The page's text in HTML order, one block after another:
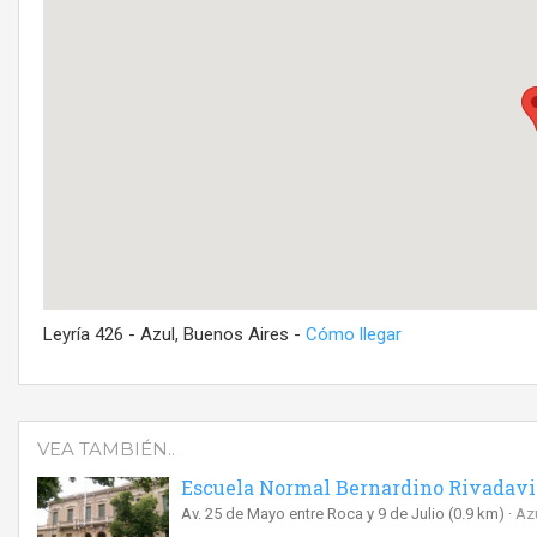
Leyría 426 - Azul, Buenos Aires - Cómo llegar
VEA TAMBIÉN..
Escuela Normal Bernardino
Av. 25 de Mayo entre Roca y 9 de Julio (0.9 km)